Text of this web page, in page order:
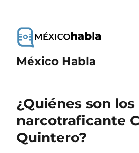
México Habla
¿Quiénes son
narcotraficante
Quintero?